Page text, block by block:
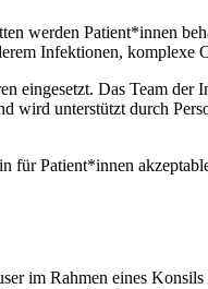
werden Patient*innen
Infektionen, komplexe
Das Team der
unterstützt durch
Patient*innen
im Rahmen eines